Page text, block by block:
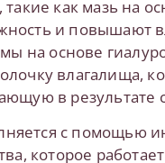
как мазь на
и повышают
на основе
влагалища,
в результате
с помощью
которое